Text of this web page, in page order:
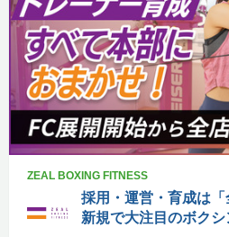
ZEAL BOXING FITNESS
採用・運営・育成は「
新規で大注目のボクシ